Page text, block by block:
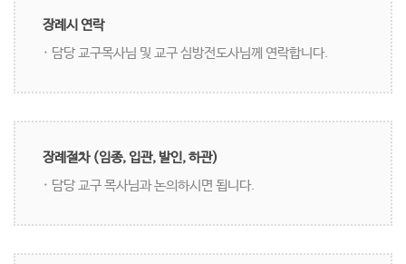
장례시 연락
· 담당 교구목사님 및 교구 심방전도사님께 연락합니다.
장례절차 (임종, 입관, 발인, 하관)
· 담당 교구 목사님과 논의하시면 됩니다.